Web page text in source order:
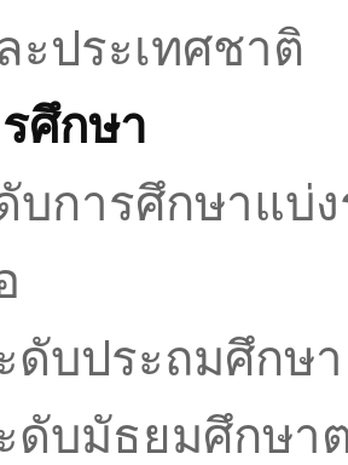
ะประเทศชาติ
ศึกษา
บการศึกษาแบ่
ดับประถมศึกษา
ดับมัธยมศึกษา